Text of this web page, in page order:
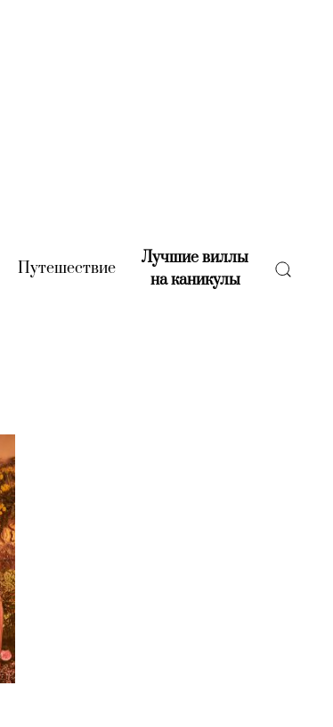
(current)
Путешествие(current)
Лучшие виллы
на каникулы(current)